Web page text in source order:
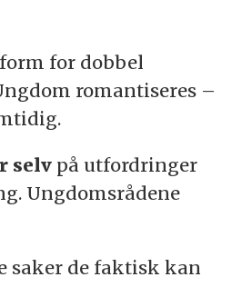
for dobbel
romantiseres –
selvpå utfordringer
Ungdomsrådene
saker de faktisk kan